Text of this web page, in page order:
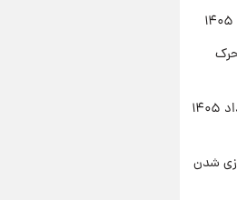
قیمت دلار بازار آزاد امروز پنجشنبه ۱۵ مرداد ۱۴۰۵
شدن